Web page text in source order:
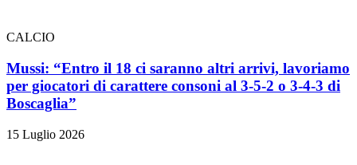
CALCIO
Mussi: “Entro il 18 ci saranno altri arrivi, lavoriamo
per giocatori di carattere consoni al 3-5-2 o 3-4-3 di
Boscaglia”
15 Luglio 2026